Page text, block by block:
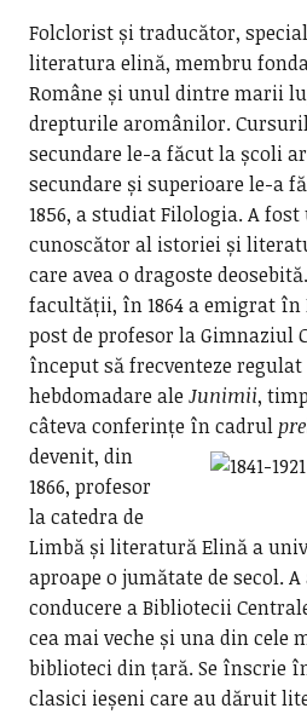
Folclorist și traducător,
literatura elină, membru
Române și unul dintre marii
drepturile aromânilor.
secundare le-a făcut la școli
secundare și superioare le-a
1856, a studiat Filologia. A
cunoscător al istoriei și
care avea o dragoste
facultății, în 1864 a emigrat
post de profesor la Gimnaziul
început să frecventeze
hebdomadare aleJunimii,
câteva conferințe în cadrul
devenit, din
1866, profesor
la catedra de
Limbă și literatură Elină a
aproape o jumătate de secol.
conducere a Bibliotecii
cea mai veche și una din cele
biblioteci din țară. Se înscrie
clasici ieșeni care au dăruit